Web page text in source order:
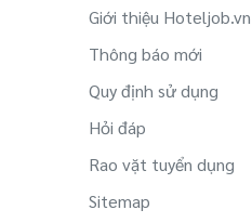
Giới thiệu Hoteljob.vn
Thông báo mới
Quy định sử dụng
Hỏi đáp
Rao vặt tuyển dụng
Sitemap